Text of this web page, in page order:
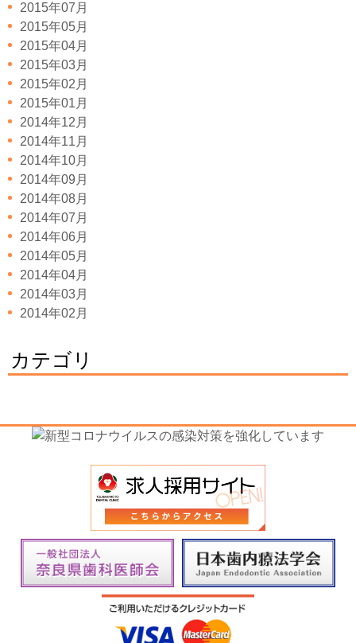
2015年07月
2015年05月
2015年04月
2015年03月
2015年02月
2015年01月
2014年12月
2014年11月
2014年10月
2014年09月
2014年08月
2014年07月
2014年06月
2014年05月
2014年04月
2014年03月
2014年02月
カテゴリ